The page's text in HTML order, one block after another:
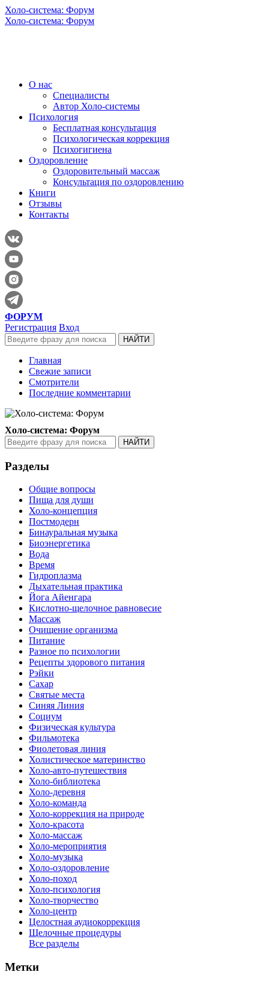
Холо-система: Форум
Холо-система: Форум
О нас
Специалисты
Автор Холо-системы
Психология
Бесплатная консультация
Психологическая коррекция
Психогигиена
Оздоровление
Оздоровительный массаж
Консультация по оздоровлению
Книги
Отзывы
Контакты
ФОРУМ
Регистрация Вход
Главная
Свежие записи
Смотрители
Последние комментарии
Холо-система: Форум
Разделы
Общие вопросы
Пища для души
Холо-концепция
Постмодерн
Бинауральная музыка
Биоэнергетика
Вода
Время
Гидроплазма
Дыхательная практика
Йога Айенгара
Кислотно-щелочное равновесие
Массаж
Очищение организма
Питание
Разное по психологии
Рецепты здорового питания
Рэйки
Сахар
Святые места
Синяя Линия
Социум
Физическая культура
Фильмотека
Фиолетовая линия
Холистическое материнство
Холо-авто-путешествия
Холо-библиотека
Холо-деревня
Холо-команда
Холо-коррекция на природе
Холо-красота
Холо-массаж
Холо-мероприятия
Холо-музыка
Холо-оздоровление
Холо-поход
Холо-психология
Холо-творчество
Холо-центр
Целостная аудиокоррекция
Щелочные процедуры
Все разделы
Метки